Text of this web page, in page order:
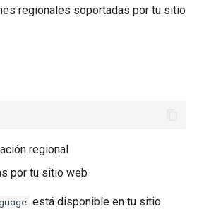
regionales soportadas por tu sitio
regional
por tu sitio web
está disponible en tu sitio